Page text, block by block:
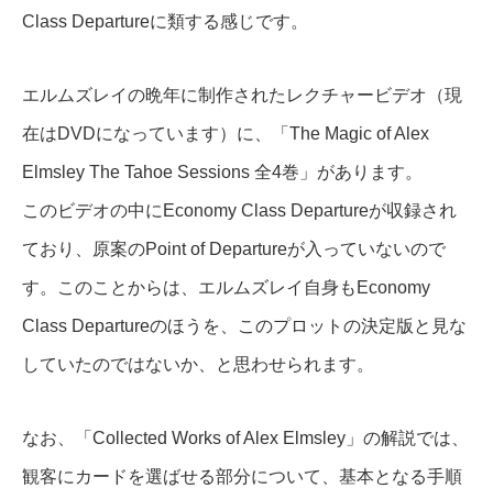
Class Departureに類する感じです。
エルムズレイの晩年に制作されたレクチャービデオ（現
在はDVDになっています）に、「The Magic of Alex
Elmsley The Tahoe Sessions 全4巻」があります。
このビデオの中にEconomy Class Departureが収録され
ており、原案のPoint of Departureが入っていないので
す。このことからは、エルムズレイ自身もEconomy
Class Departureのほうを、このプロットの決定版と見な
していたのではないか、と思わせられます。
なお、「Collected Works of Alex Elmsley」の解説では、
観客にカードを選ばせる部分について、基本となる手順